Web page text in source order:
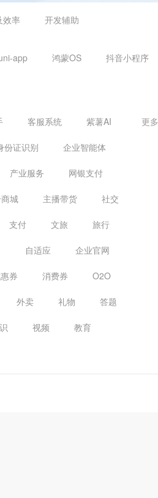
效率 开发辅助
app 鸿蒙OS 抖音小程序
客服系统 紫薯AI
份证识别 企业智能体
产业服务 网银支付
城 主播带货 社交
支付 文旅 旅行
自适应 企业官网
券 消费券 O2O
外卖 礼物 答题
视频 教育
更多